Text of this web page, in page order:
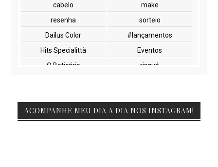
cabelo
make
resenha
sorteio
Dailus Color
#lançamentos
Hits Specialittà
Eventos
O Boticário
risqué
Beauty Fair
Embelleze
ACOMPANHE MEU DIA A DIA NOS INSTAGRAM!